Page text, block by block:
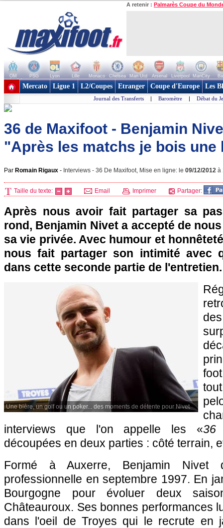
A retenir : Palmarès Coupe du
OM PSG Lyon Lille Monaco Chelsea Man Utd Arsenal Liverpool ManCity
+ de clubs
Mercato Ligue 1 L2/Coupes Etranger Coupe d'Europe Les
Journal des Transferts | Baromètre | Débat du
36 de Maxifoot - Benjamin
"Après les matchs je bois une
Par Romain Rigaux - Interviews - 36 De Maxifoot, Mise en ligne: le 09/12/2012 à
Taille du texte: Email Imprimer Partager:
Après nous avoir fait partager sa
rond, Benjamin Nivet a accepté de
sa vie privée. Avec humour et
nous fait partager son intimité avec
dans cette seconde partie de l'entretien.
Une bière, un golf ou un poker... des moments de détente pour Nivet
interviews que l'on appelle les «36
découpées en deux parties : côté terrain,
Formé àAuxerre, Benjamin Nivet
professionnelle en septembre 1997. En
Bourgogne pour évoluer deux
Châteauroux. Ses bonnes performances
dans l'oeil de Troyes qui le recrute en